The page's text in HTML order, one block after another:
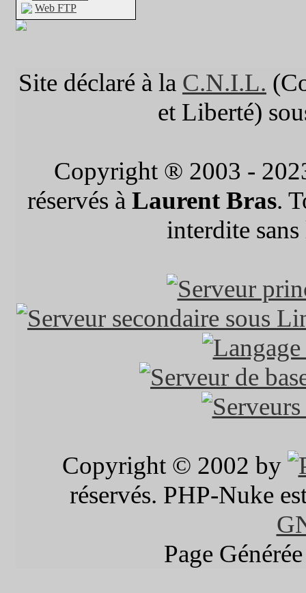
Web FTP
Site déclaré à la C.N.I.L.
et Liberté)
Copyright ® 2003 -
réservés à Laurent Bras.
interdite
Copyright © 2002 by
réservés. PHP-Nuke
Page